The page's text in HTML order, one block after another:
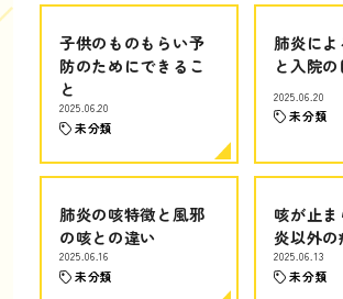
子供のものもらい予
防のためにできるこ
と
2025.06.20
未分類
肺炎に
と入院
2025.06.20
未分類
肺炎の咳特徴と風邪
の咳との違い
2025.06.16
未分類
咳が止
炎以外
2025.06.13
未分類